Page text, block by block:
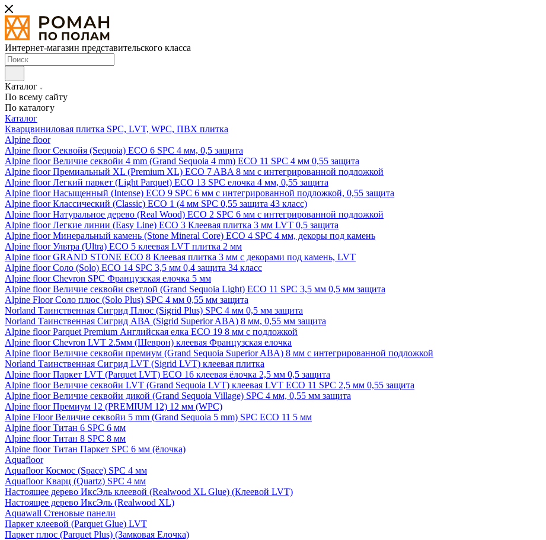
Интернет-магазин представительского класса
Каталог
По всему сайту
По каталогу
Каталог
Кварцвиниловая плитка SPC, LVT, WPC, ПВХ плитка
Alpine floor
Alpine floor Секвойя (Sequoia) ECO 6 SPC 4 мм, 0,5 защита
Alpine floor Величие секвойи 4 mm (Grand Sequoia 4 mm) ECO 11 SPC 4 мм 0,55 защита
Alpine floor Премиальный XL (Premium XL) ECO 7 ABA 8 мм с интегрированной подложкой
Alpine floor Легкий паркет (Light Parquet) ECO 13 SPC елочка 4 мм, 0,55 защита
Alpine floor Насыщенный (Intense) ECO 9 SPC 6 мм с интегрированной подложкой, 0,55 защита
Alpine floor Классический (Classic) ECO 1 (4 мм SPC 0,55 защита 43 класс)
Alpine floor Натуральное дерево (Real Wood) ECO 2 SPC 6 мм с интегрированной подложкой
Alpine floor Легкие линии (Easy Line) ECO 3 Клеевая плитка 3 мм LVT 0,5 защита
Alpine floor Минеральный камень (Stone Mineral Core) ECO 4 SPC 4 мм, декоры под камень
Alpine floor Ультра (Ultra) ECO 5 клеевая LVT плитка 2 мм
Alpine floor GRAND STONE ECO 8 Клеевая плитка 3 мм с декорами под камень, LVT
Alpine floor Соло (Solo) ECO 14 SPC 3,5 мм 0,4 защита 34 класс
Alpine floor Chevron SPC Французская елочка 5 мм
Alpine floor Величие секвойи светлой (Grand Sequoia Light) ECO 11 SPC 3,5 мм 0,5 мм защита
Alpine Floor Соло плюс (Solo Plus) SPC 4 мм 0,55 мм защита
Norland Таинственная Сигрид Плюс (Sigrid Plus) SPC 4 мм 0,5 мм защита
Norland Таинственная Сигрид АВА (Sigrid Superior ABA) 8 мм, 0,55 мм защита
Alpine floor Parquet Premium Английская елка ECO 19 8 мм с подложкой
Alpine floor Chevron LVT 2.5мм (Шеврон) клеевая Французская елочка
Alpine floor Величие секвойи премиум (Grand Sequoia Superior ABA) 8 мм с интегрированной подложкой
Norland Таинственная Сигрид LVT (Sigrid LVT) клеевая плитка
Alpine floor Паркет LVT (Parquet LVT) ECO 16 клеевая ёлочка 2,5 мм 0,5 защита
Alpine floor Величие секвойи LVT (Grand Sequoia LVT) клеевая LVT ECO 11 SPC 2,5 мм 0,55 защита
Alpine floor Величие секвойи дикой (Grand Sequoia Village) SPC 4 мм, 0,55 мм защита
Alpine floor Премиум 12 (PREMIUM 12) 12 мм (WPC)
Alpine Floor Величие секвойи 5 mm (Grand Sequoia 5 mm) SPC ECO 11 5 мм
Alpine floor Титан 6 SPC 6 мм
Alpine floor Титан 8 SPC 8 мм
Alpine floor Титан Паркет SPC 6 мм (ёлочка)
Aquafloor
Aquafloor Космос (Space) SPC 4 мм
Aquafloor Кварц (Quartz) SPC 4 мм
Настоящее дерево ИксЭль клеевой (Realwood XL Glue) (Клеевой LVT)
Настоящее дерево ИксЭль (Realwood XL)
Aquawall Стеновые панели
Паркет клеевой (Parquet Glue) LVT
Паркет плюс (Parquet Plus) (Замковая Елочка)